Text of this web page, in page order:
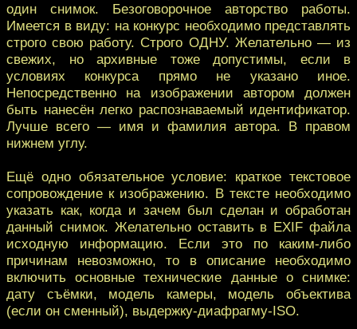
один снимок. Безоговорочное авторство работы.
Имеется в виду: на конкурс необходимо представлять
строго свою работу. Строго ОДНУ. Желательно — из
свежих, но архивные тоже допустимы, если в
условиях конкурса прямо не указано иное.
Непосредственно на изображении автором должен
быть нанесён легко распознаваемый идентификатор.
Лучше всего — имя и фамилия автора. В правом
нижнем углу.
Ещё одно обязательное условие: краткое текстовое
сопровождение к изображению. В тексте необходимо
указать как, когда и зачем был сделан и обработан
данный снимок. Желательно оставить в EXIF файла
исходную информацию. Если это по каким-либо
причинам невозможно, то в описание необходимо
включить основные технические данные о снимке:
дату съёмки, модель камеры, модель объектива
(если он сменный), выдержку-диафрагму-ISO.